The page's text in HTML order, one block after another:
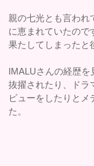
親の七光とも言われ
に恵まれていたので
果たしてしまったと
IMALUさんの経歴を
抜擢されたり、ドラ
ビューをしたりと
た。